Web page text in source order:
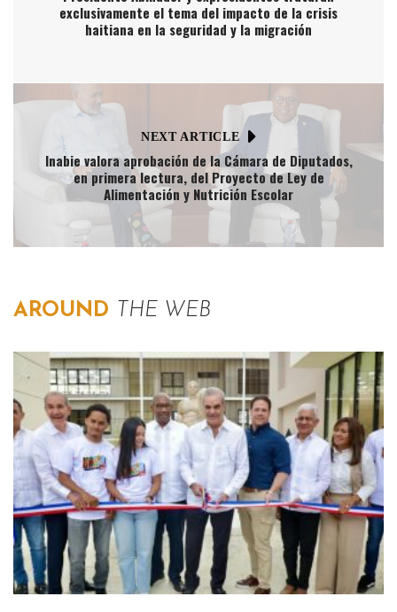
exclusivamente el tema del impacto de la crisis
haitiana en la seguridad y la migración
NEXT ARTICLE
Inabie valora aprobación de la Cámara de Diputados,
en primera lectura, del Proyecto de Ley de
Alimentación y Nutrición Escolar
AROUND THE WEB